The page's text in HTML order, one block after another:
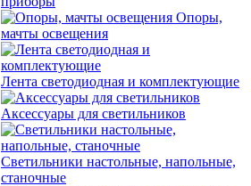
Опоры,
мачты освещения
Лента светодиодная и комплектующие
Аксессуары для светильников
Светильники настольные, напольные,
станочные